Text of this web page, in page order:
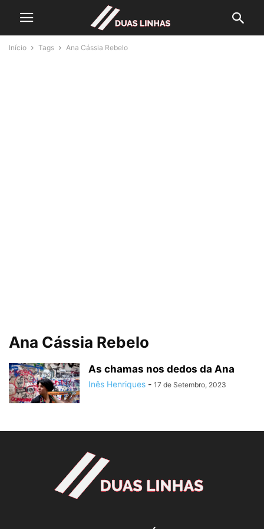
Início Tags Ana Cássia Rebelo
Ana Cássia Rebelo
As chamas nos dedos da Ana
Inês Henriques - 17 de Setembro, 2023